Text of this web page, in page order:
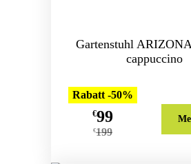
Gartenstuhl
cappuccino
Rabatt -50%
€99
€199